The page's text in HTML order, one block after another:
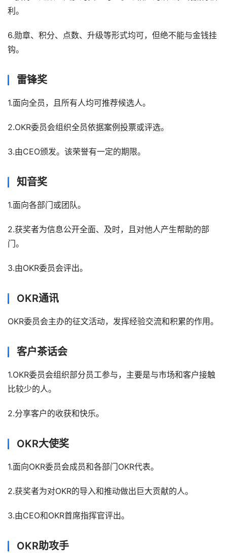
利。
6.勋章、积分、点数、升级等形式均可，但绝不能与金钱挂
钩。
雷锋奖
1.面向全员，且所有人均可推荐候选人。
2.OKR委员会组织全员依据案例投票或评选。
3.由CEO颁发。该荣誉有一定的期限。
知音奖
1.面向各部门或团队。
2.获奖者为信息公开全面、及时，且对他人产生帮助的部
门。
3.由OKR委员会评出。
OKR通讯
OKR委员会主办的征文活动，发挥经验交流和积累的作用。
客户茶话会
1.OKR委员会组织部分员工参与，主要是与市场和客户接触
比较少的人。
2.分享客户的收获和快乐。
OKR大使奖
1.面向OKR委员会成员和各部门OKR代表。
2.获奖者为对OKR的导入和推动做出巨大贡献的人。
3.由CEO和OKR首席指挥官评出。
OKR助攻手